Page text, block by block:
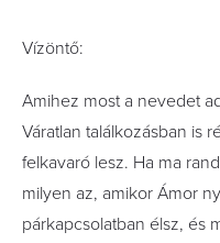
Vízöntő:
Amihez most a nevedet
Váratlan találkozásban is
felkavaró lesz. Ha ma
milyen az, amikor Ámor
párkapcsolatban élsz, és